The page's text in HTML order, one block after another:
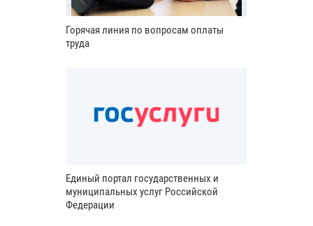
Горячая линия по вопросам оплаты
труда
Единый портал государственных и
муниципальных услуг Российской
Федерации